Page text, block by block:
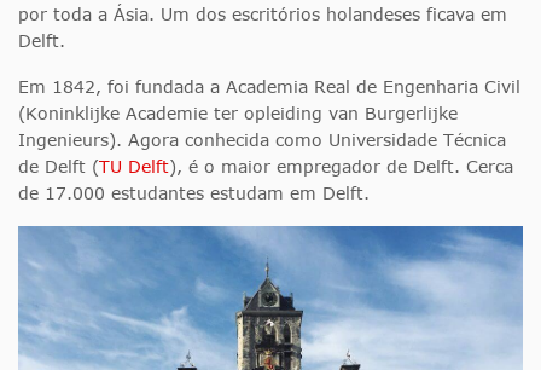
por toda a Ásia. Um dos escritórios holandeses ficava em
Delft.
Em 1842, foi fundada a Academia Real de Engenharia Civil
(Koninklijke Academie ter opleiding van Burgerlijke
Ingenieurs). Agora conhecida como Universidade Técnica
de Delft (TU Delft), é o maior empregador de Delft. Cerca
de 17.000 estudantes estudam em Delft.